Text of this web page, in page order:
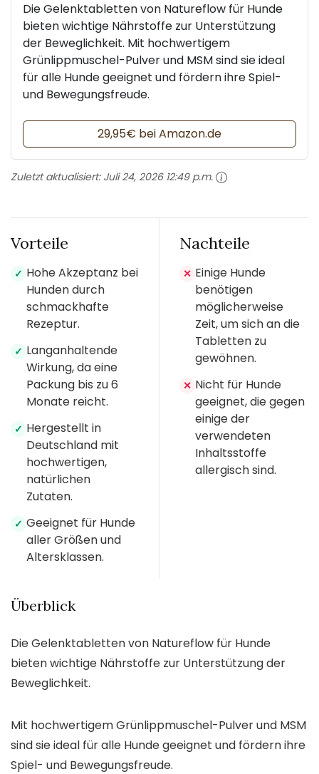
Die Gelenktabletten von Natureflow für Hunde
bieten wichtige Nährstoffe zur Unterstützung
der Beweglichkeit. Mit hochwertigem
Grünlippmuschel-Pulver und MSM sind sie ideal
für alle Hunde geeignet und fördern ihre Spiel-
und Bewegungsfreude.
29,95€ bei Amazon.de
Zuletzt aktualisiert: Juli 24, 2026 12:49 p.m.
Vorteile
✓ Hohe Akzeptanz bei
Hunden durch
schmackhafte
Rezeptur.
✓ Langanhaltende
Wirkung, da eine
Packung bis zu 6
Monate reicht.
✓ Hergestellt in
Deutschland mit
hochwertigen,
natürlichen
Zutaten.
✓ Geeignet für Hunde
aller Größen und
Altersklassen.
Nachteile
✕ Einige Hunde
benötigen
möglicherweise
Zeit, um sich an die
Tabletten zu
gewöhnen.
✕ Nicht für Hunde
geeignet, die gegen
einige der
verwendeten
Inhaltsstoffe
allergisch sind.
Überblick
Die Gelenktabletten von Natureflow für Hunde
bieten wichtige Nährstoffe zur Unterstützung der
Beweglichkeit.
Mit hochwertigem Grünlippmuschel-Pulver und MSM
sind sie ideal für alle Hunde geeignet und fördern ihre
Spiel- und Bewegungsfreude.